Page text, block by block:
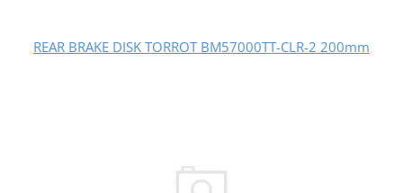
REAR BRAKE DISK TORROT BM57000TT-CLR-2 200mm